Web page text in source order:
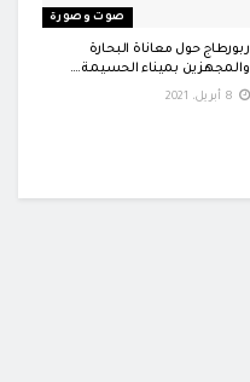
صوت وصورة
ربورطاج حول معاناة البحارة
والمجهزين بميناء الحسيمة….